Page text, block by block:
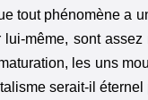
tout phénomène a
même, sont
les uns
serait-il